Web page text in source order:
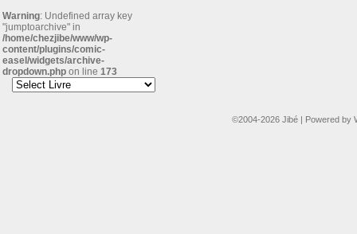
Warning: Undefined array key
"jumptoarchive" in
/home/chezjibe/www/wp-
content/plugins/comic-
easel/widgets/archive-
dropdown.php on line 173
©2004-2026 Jibé | Powered by